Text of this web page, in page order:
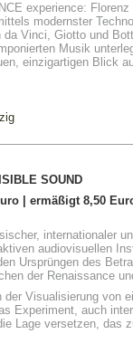
experience:
modernster
Vinci, Giotto und
Musik
einzigartigen Blick
SOUND
| ermäßigt 8,50
internationaler
audiovisuellen
Ursprüngen des
der Renaissance
der Visualisierung von
Experiment, auch
Lage versetzen, das